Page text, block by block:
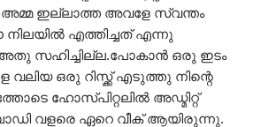
അമ്മ ഇല്ലാത്ത അവളേ സ്വന്തം
എത്തിച്ചത് എന്നു
അതു സഹിച്ചില്ല.പോകാൻ ഒരു ഇടം
ഒരു റിസ്ക്ക് എടുത്തു നിന്റെ
ഹോസ്പിറ്റലിൽ അഡ്മിറ്റ്
വളരെ ഏറെ വീക് ആയിരുന്നു.